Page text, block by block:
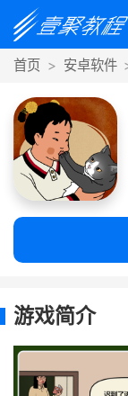
首页 安卓软件
游戏简介